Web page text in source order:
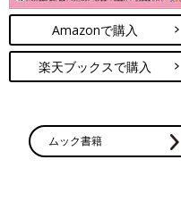
Amazonで購入
楽天ブックスで購入
ムック書籍